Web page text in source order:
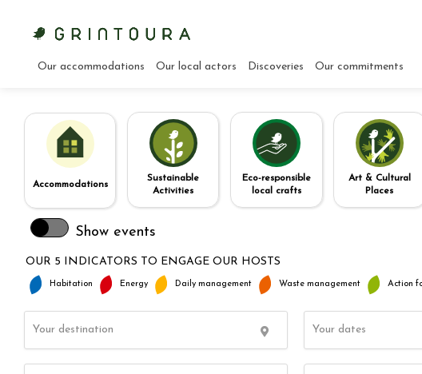
Our accommodations Our local actors Discoveries Our commitments
Accommodations
Sustainable
Activities
Eco-responsible
local crafts
Art & Cultural
Places
Show events
OUR 5 INDICATORS TO ENGAGE OUR HOSTS
Habitation Energy Daily management Waste management Action